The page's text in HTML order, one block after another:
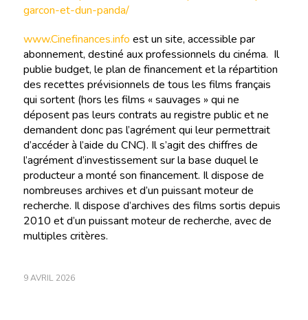
garcon-et-dun-panda/
www.Cinefinances.info est un site, accessible par
abonnement, destiné aux professionnels du cinéma. Il
publie budget, le plan de financement et la répartition
des recettes prévisionnels de tous les films français
qui sortent (hors les films « sauvages » qui ne
déposent pas leurs contrats au registre public et ne
demandent donc pas l’agrément qui leur permettrait
d’accéder à l’aide du CNC). Il s’agit des chiffres de
l’agrément d’investissement sur la base duquel le
producteur a monté son financement. Il dispose de
nombreuses archives et d’un puissant moteur de
recherche. Il dispose d’archives des films sortis depuis
2010 et d’un puissant moteur de recherche, avec de
multiples critères.
9 AVRIL 2026